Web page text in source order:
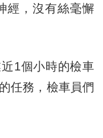
經，沒有絲毫懈
1個小時的檢車
任務，檢車員們